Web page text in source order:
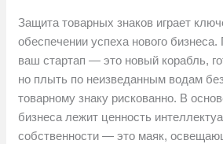
Защита товарных знаков играет
обеспечении успеха нового
ваш стартап — это новый корабль,
но плыть по неизведанным водам
товарному знаку рискованно. В
бизнеса лежит ценность
собственности — это маяк,